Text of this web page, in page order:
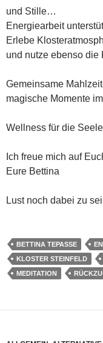
und Stille…
Energiearbeit
Erlebe
und nutze ebenso die
Gemeinsame
magische Momente
Wellness für die
Ich freue mich auf
Eure Bettina
Lust noch dabei zu
BETTINA TEPASSE
KLOSTER STEINFELD
MEDITATION